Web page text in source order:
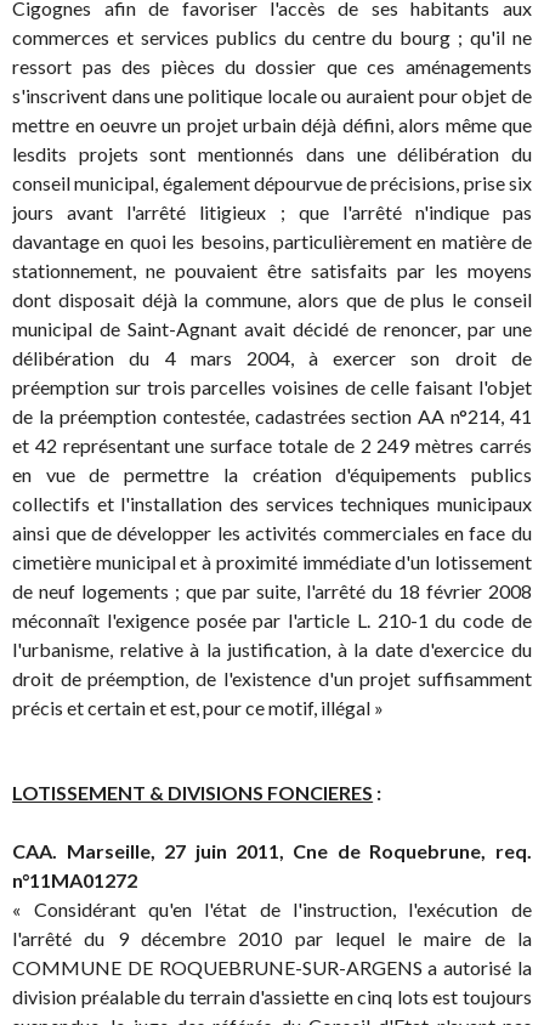
Cigognes afin de favoriser l'accès de ses habitants aux
commerces et services publics du centre du bourg ; qu'il ne
ressort pas des pièces du dossier que ces aménagements
s'inscrivent dans une politique locale ou auraient pour objet de
mettre en oeuvre un projet urbain déjà défini, alors même que
lesdits projets sont mentionnés dans une délibération du
conseil municipal, également dépourvue de précisions, prise six
jours avant l'arrêté litigieux ; que l'arrêté n'indique pas
davantage en quoi les besoins, particulièrement en matière de
stationnement, ne pouvaient être satisfaits par les moyens
dont disposait déjà la commune, alors que de plus le conseil
municipal de Saint-Agnant avait décidé de renoncer, par une
délibération du 4 mars 2004, à exercer son droit de
préemption sur trois parcelles voisines de celle faisant l'objet
de la préemption contestée, cadastrées section AA n°214, 41
et 42 représentant une surface totale de 2 249 mètres carrés
en vue de permettre la création d'équipements publics
collectifs et l'installation des services techniques municipaux
ainsi que de développer les activités commerciales en face du
cimetière municipal et à proximité immédiate d'un lotissement
de neuf logements ; que par suite, l'arrêté du 18 février 2008
méconnaît l'exigence posée par l'article L. 210-1 du code de
l'urbanisme, relative à la justification, à la date d'exercice du
droit de préemption, de l'existence d'un projet suffisamment
précis et certain et est, pour ce motif, illégal »
LOTISSEMENT & DIVISIONS FONCIERES :
CAA. Marseille, 27 juin 2011, Cne de Roquebrune, req.
n°11MA01272
« Considérant qu'en l'état de l'instruction, l'exécution de
l'arrêté du 9 décembre 2010 par lequel le maire de la
COMMUNE DE ROQUEBRUNE-SUR-ARGENS a autorisé la
division préalable du terrain d'assiette en cinq lots est toujours